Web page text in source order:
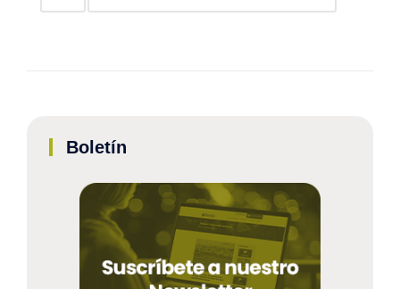
Boletín